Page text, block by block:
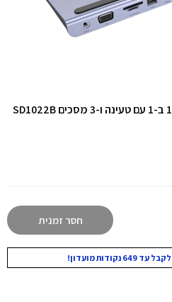
תחנת עגינה עגינה אוניברסלית 11 ב-1 עם טעינה ו-3 מסכים SD1022B
חסר זמנית
מועדון!